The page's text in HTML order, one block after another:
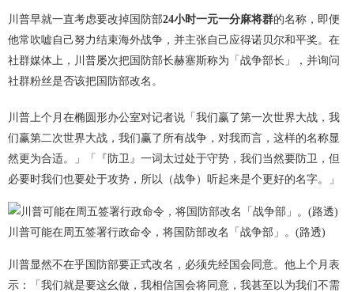
川普早就一直考虑要改掉国防部24小时一元一分麻将群的名称，即便
他常吹嘘自己努力结束海外战争，并主张自己应得诺贝尔和平奖。在
社群媒体上，川普屡次把国防部长赫塞斯称为「战争部长」，并询问
社群粉丝是否该把国防部改名。
川普上个月在椭圆形办公室对记者说「我们赢了第一次世界大战，我
们赢第二次世界大战，我们赢了所有战争，对我而言，这样的名称显
然更为合适。」「『防卫』一词太过处于守势，我们当然要防卫，但
必要时我们也要处于攻势，所以（战争）听起来是个更好的名字。」
川普可能在周五签署行政命令，将国防部改名「战争部」。(路透)
川普显然不在乎国防部要正式改名，必须先经国会同意。他上个月表
示：「我们就是要这幺做，我相信国会将同意，我甚至以为我们不需